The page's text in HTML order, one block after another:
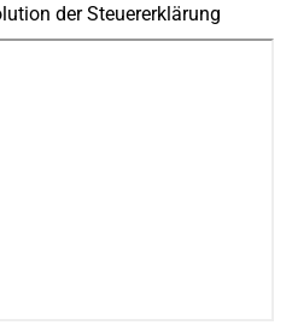
der Steuererklärung